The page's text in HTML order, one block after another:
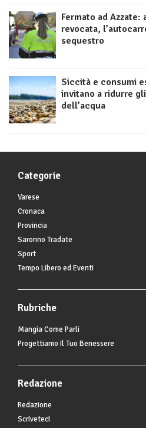
Fermato ad
revocata,
sequestro
Siccità e consumi
invitano a ridurre
dell’acqua
Categorie
Varese
Cronaca
Provincia
Saronno Tradate
Sport
Tempo Libero ed Eventi
Rubriche
Mangia Come Parli
Progettiamo Il Tuo Benessere
Redazione
Redazione
Scriveteci